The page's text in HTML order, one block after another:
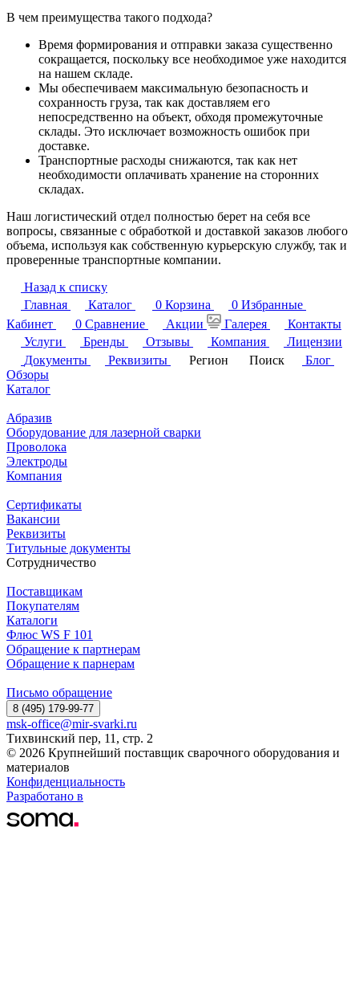
В чем преимущества такого подхода?
Время формирования и отправки заказа существенно
сокращается, поскольку все необходимое уже находится
на нашем складе.
Мы обеспечиваем максимальную безопасность и
сохранность груза, так как доставляем его
непосредственно на объект, обходя промежуточные
склады. Это исключает возможность ошибок при
доставке.
Транспортные расходы снижаются, так как нет
необходимости оплачивать хранение на сторонних
складах.
Наш логистический отдел полностью берет на себя все
вопросы, связанные с обработкой и доставкой заказов любого
объема, используя как собственную курьерскую службу, так и
проверенные транспортные компании.
Назад к списку
Главная
Каталог 0 Корзина 0 Избранные
Кабинет
0 Сравнение Акции Галерея
Контакты
Услуги
Бренды Отзывы Компания
Лицензии
Документы
Реквизиты Регион Поиск
Блог
Обзоры
Каталог
Абразив
Оборудование для лазерной сварки
Проволока
Электроды
Компания
Сертификаты
Вакансии
Реквизиты
Титульные документы
Сотрудничество
Поставщикам
Покупателям
Каталоги
Флюс WS F 101
Обращение к партнерам
Обращение к парнерам
Письмо обращение
8 (495) 179-99-77
msk-office@mir-svarki.ru
Тихвинский пер, 11, стр. 2
© 2026 Крупнейший поставщик сварочного оборудования и
материалов
Конфиденциальность
Разработано в